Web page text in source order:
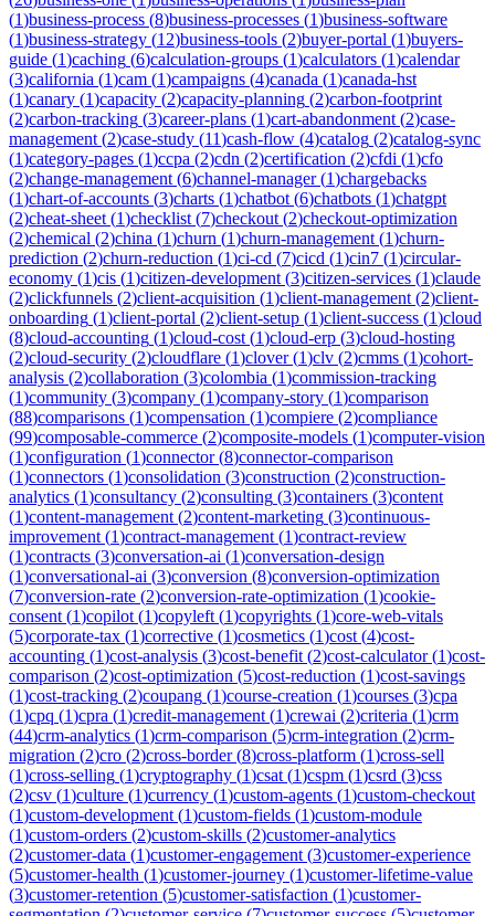
(1)business-process (8)business-processes (1)business-software
(1)business-strategy (12)business-tools (2)buyer-portal (1)buyers-
guide (1)caching (6)calculation-groups (1)calculators (1)calendar
(3)california (1)cam (1)campaigns (4)canada (1)canada-hst
(1)canary (1)capacity (2)capacity-planning (2)carbon-footprint
(2)carbon-tracking (3)career-plans (1)cart-abandonment (2)case-
management (2)case-study (11)cash-flow (4)catalog (2)catalog-sync
(1)category-pages (1)ccpa (2)cdn (2)certification (2)cfdi (1)cfo
(2)change-management (6)channel-manager(1)chargebacks
(1)chart-of-accounts (3)charts (1)chatbot (6)chatbots (1)chatgpt
(2)cheat-sheet (1)checklist (7)checkout (2)checkout-optimization
(2)chemical (2)china (1)churn (1)churn-management (1)churn-
prediction (2)churn-reduction (1)ci-cd (7)cicd (1)cin7 (1)circular-
economy (1)cis (1)citizen-development (3)citizen-services (1)claude
(2)clickfunnels (2)client-acquisition (1)client-management (2)client-
onboarding (1)client-portal (2)client-setup (1)client-success (1)cloud
(8)cloud-accounting (1)cloud-cost (1)cloud-erp (3)cloud-hosting
(2)cloud-security (2)cloudflare (1)clover(1)clv (2)cmms (1)cohort-
analysis (2)collaboration (3)colombia (1)commission-tracking
(1)community (3)company (1)company-story (1)comparison
(88)comparisons (1)compensation (1)compiere (2)compliance
(99)composable-commerce (2)composite-models (1)computer-vision
(1)configuration (1)connector(8)connector-comparison
(1)connectors (1)consolidation (3)construction (2)construction-
analytics (1)consultancy (2)consulting (3)containers (3)content
(1)content-management (2)content-marketing (3)continuous-
improvement (1)contract-management (1)contract-review
(1)contracts (3)conversation-ai (1)conversation-design
(1)conversational-ai (3)conversion (8)conversion-optimization
(7)conversion-rate (2)conversion-rate-optimization (1)cookie-
consent (1)copilot (1)copyleft (1)copyrights (1)core-web-vitals
(5)corporate-tax (1)corrective (1)cosmetics (1)cost (4)cost-
accounting (1)cost-analysis (3)cost-benefit (2)cost-calculator(1)cost-
comparison (2)cost-optimization (5)cost-reduction (1)cost-savings
(1)cost-tracking (2)coupang (1)course-creation (1)courses (3)cpa
(1)cpq (1)cpra (1)credit-management (1)crewai (2)criteria (1)crm
(44)crm-analytics (1)crm-comparison (5)crm-integration (2)crm-
migration (2)cro (2)cross-border(8)cross-platform (1)cross-sell
(1)cross-selling (1)cryptography (1)csat (1)cspm (1)csrd (3)css
(2)csv (1)culture (1)currency (1)custom-agents (1)custom-checkout
(1)custom-development (1)custom-fields (1)custom-module
(1)custom-orders (2)custom-skills (2)customer-analytics
(2)customer-data (1)customer-engagement (3)customer-experience
(5)customer-health (1)customer-journey (1)customer-lifetime-value
(3)customer-retention (5)customer-satisfaction (1)customer-